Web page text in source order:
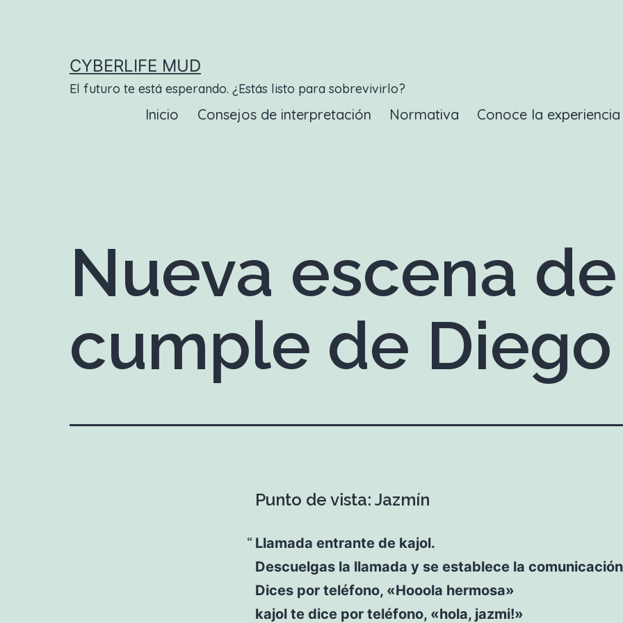
CYBERLIFE MUD
El futuro te está esperando. ¿Estás listo para sobrevivirlo?
Inicio Consejos de interpretación Normativa Conoce la
Nueva escena
cumple de Diego
Punto de vista: Jazmín
Llamada entrante de kajol.
Descuelgas la llamada y se establece la
Dices por teléfono, «Hooola hermosa»
kajol te dice por teléfono, «hola, jazmi!»